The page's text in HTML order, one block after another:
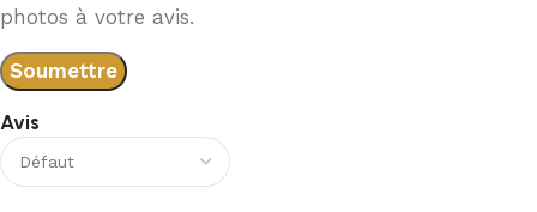
Avis
photos à votre avis.